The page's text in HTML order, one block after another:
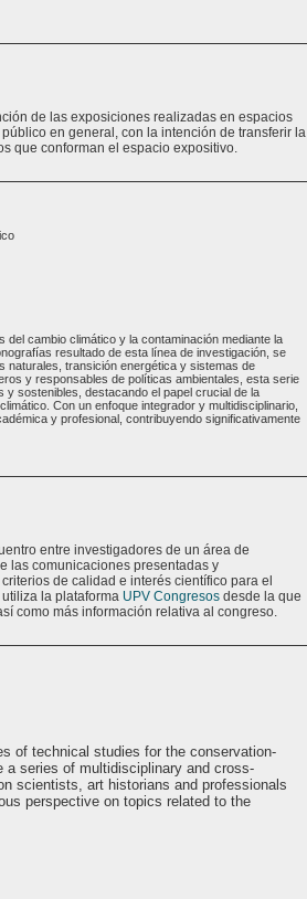
de las exposiciones realizadas en espacios
en general, con la intención de transferir la
que conforman el espacio expositivo.
cambio climático y la contaminación mediante la
resultado de esta línea de investigación, se
naturales, transición energética y sistemas de
y responsables de políticas ambientales, esta serie
sostenibles, destacando el papel crucial de la
Con un enfoque integrador y multidisciplinario,
y profesional, contribuyendo significativamente
entre investigadores de un área de
las comunicaciones presentadas y
de calidad e interés científico para el
la plataforma UPV Congresos desde la que
como más información relativa al congreso.
of technical studies for the conservation-
series of multidisciplinary and cross-
scientists, art historians and professionals
perspective on topics related to the